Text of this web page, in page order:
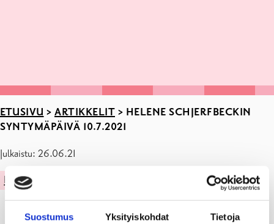
Suostumus Yksityiskohdat Tietoja
ETUSIVU > ARTIKKELIT > HELENE SCHJERFBECKIN
SYNTYMÄPÄIVÄ 10.7.2021
Julkaistu: 26.06.21
KULTTUURI